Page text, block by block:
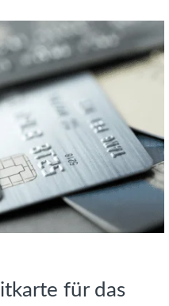
für das